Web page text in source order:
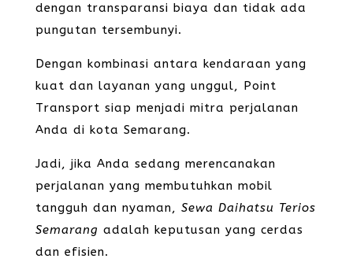
dengan transparansi biaya dan tidak ada
pungutan tersembunyi.
Dengan kombinasi antara kendaraan yang
kuat dan layanan yang unggul, Point
Transport siap menjadi mitra perjalanan
Anda di kota Semarang.
Jadi, jika Anda sedang merencanakan
perjalanan yang membutuhkan mobil
tangguh dan nyaman, Sewa Daihatsu Terios
Semarang adalah keputusan yang cerdas
dan efisien.